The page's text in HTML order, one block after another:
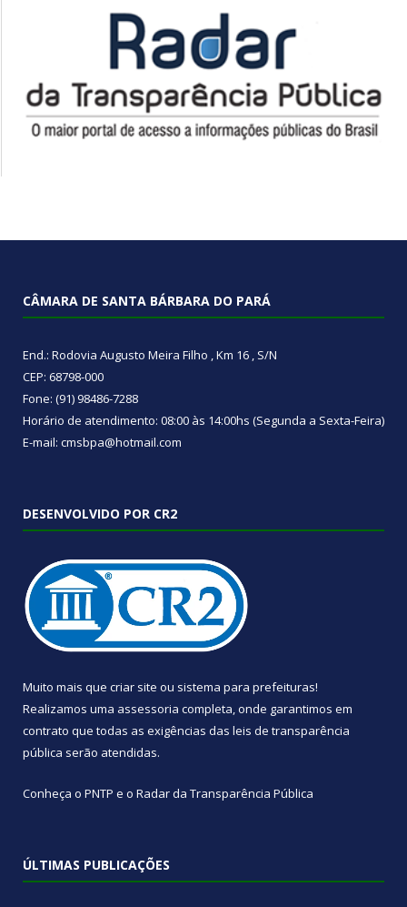
CÂMARA DE SANTA BÁRBARA DO PARÁ
End.: Rodovia Augusto Meira Filho , Km 16 , S/N
CEP: 68798-000
Fone: (91) 98486-7288
Horário de atendimento: 08:00 às 14:00hs (Segunda a Sexta-Feira)
E-mail: cmsbpa@hotmail.com
DESENVOLVIDO POR CR2
Muito mais que criar site ou sistema para prefeituras!
Realizamos uma assessoria completa, onde garantimos em
contrato que todas as exigências das leis de transparência
pública serão atendidas.
Conheça o PNTP e o Radar da Transparência Pública
ÚLTIMAS PUBLICAÇÕES